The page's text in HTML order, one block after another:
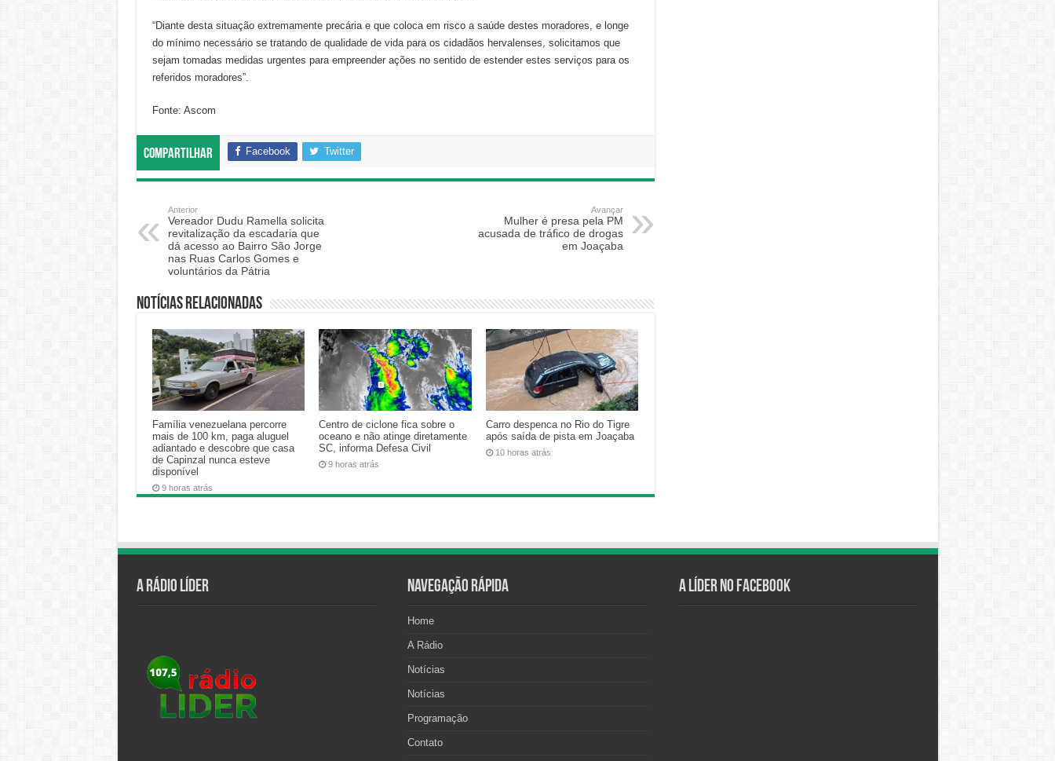
“Diante desta situação extremamente precária e que coloca em risco a saúde destes moradores, e longe
do mínimo necessário se tratando de qualidade de vida para os cidadãos hervalenses, solicitamos que
sejam tomadas medidas urgentes para empreender ações no sentido de estender estes serviços para os
referidos moradores”.
Fonte: Ascom
Compartilhar Facebook Twitter
Anterior
Vereador Dudu Ramella solicita
revitalização da escadaria que
dá acesso ao Bairro São Jorge
nas Ruas Carlos Gomes e
voluntários da Pátria
Avançar
Mulher é presa pela PM
acusada de tráfico de drogas
em Joaçaba
Notícias relacionadas
Família venezuelana percorre
mais de 100 km, paga aluguel
adiantado e descobre que casa
de Capinzal nunca esteve
disponível
9 horas atrás
Centro de ciclone fica sobre o
oceano e não atinge diretamente
SC, informa Defesa Civil
9 horas atrás
Carro despenca no Rio do Tigre
após saída de pista em Joaçaba
10 horas atrás
A Rádio Líder Navegação Rápida
Home
A Rádio
Notícias
Notícias
Programação
Contato
A Líder no Facebook